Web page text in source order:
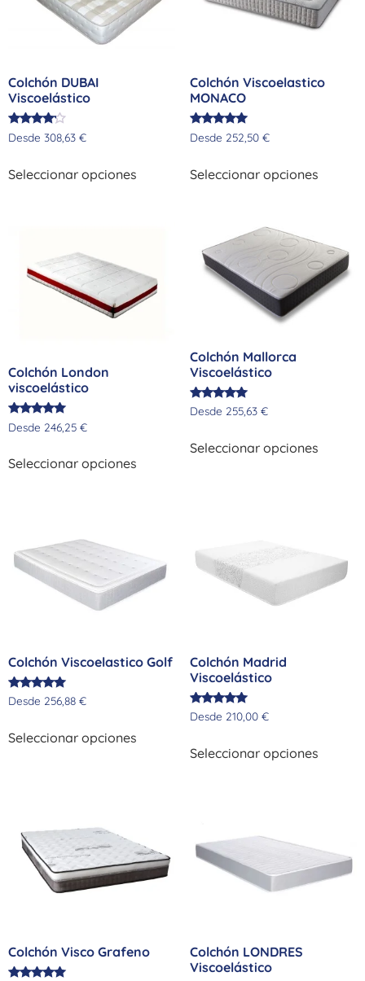
Colchón DUBAI
Viscoelástico
Valorado
con
Desde 308,63 €
Seleccionar opciones
Colchón Viscoelastico
MONACO
Valorado
con
Desde 252,50 €
Seleccionar opciones
Colchón London
viscoelástico
Valorado
con
Desde 246,25 €
Seleccionar opciones
Colchón Mallorca
Viscoelástico
Valorado
con
Desde 255,63 €
Seleccionar opciones
Colchón Viscoelastico Golf
Valorado
con
Desde 256,88 €
Seleccionar opciones
Colchón Madrid
Viscoelástico
Valorado
con
Desde 210,00 €
Seleccionar opciones
Colchón Visco Grafeno
Colchón LONDRES
Viscoelástico